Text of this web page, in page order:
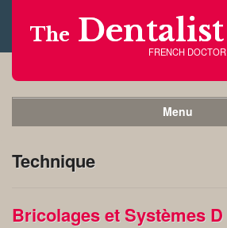
The Dentalist
FRENCH DOCTOR
Menu
Technique
Bricolages et Systèmes D